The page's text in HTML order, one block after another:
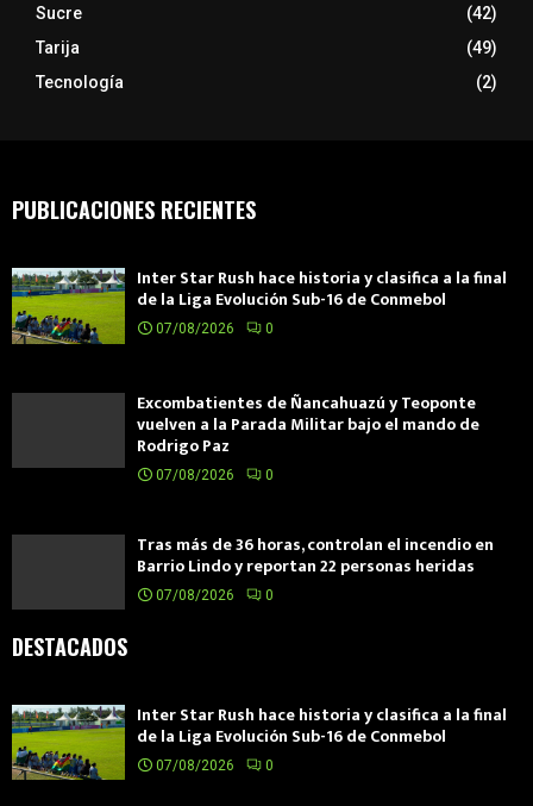
Sucre
(42)
Tarija
(49)
Tecnología
(2)
PUBLICACIONES RECIENTES
Inter Star Rush hace historia y clasifica a la final
de la Liga Evolución Sub-16 de Conmebol
07/08/2026 0
Excombatientes de Ñancahuazú y Teoponte
vuelven a la Parada Militar bajo el mando de
Rodrigo Paz
07/08/2026 0
Tras más de 36 horas, controlan el incendio en
Barrio Lindo y reportan 22 personas heridas
07/08/2026 0
DESTACADOS
Inter Star Rush hace historia y clasifica a la final
de la Liga Evolución Sub-16 de Conmebol
07/08/2026 0